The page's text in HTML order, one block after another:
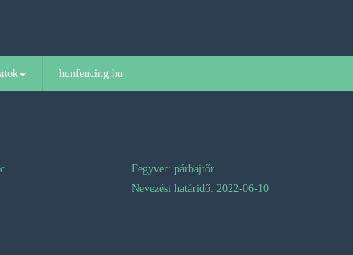
hunfencing.hu
Fegyver: párbajtőr
Nevezési határidő: 2022-06-10